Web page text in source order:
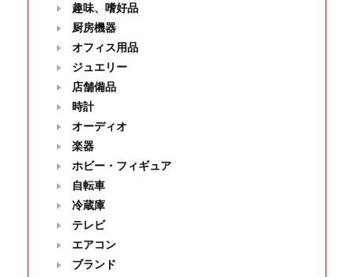
趣味、嗜好品
厨房機器
オフィス用品
ジュエリー
店舗備品
時計
オーディオ
楽器
ホビー・フィギュア
自転車
冷蔵庫
テレビ
エアコン
ブランド